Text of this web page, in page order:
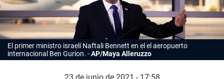
El primer ministro israelí Naftali Bennett en el el aeropuerto
internacional Ben Gurion.
AP/Maya Alleruzzo
23 de junio de 2021 - 17:58